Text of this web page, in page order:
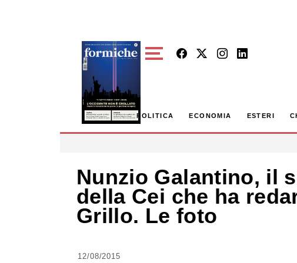
POLITICA ECONOMIA ESTERI
Nunzio Galantino, il
della Cei che ha
Grillo. Le foto
12/08/2015